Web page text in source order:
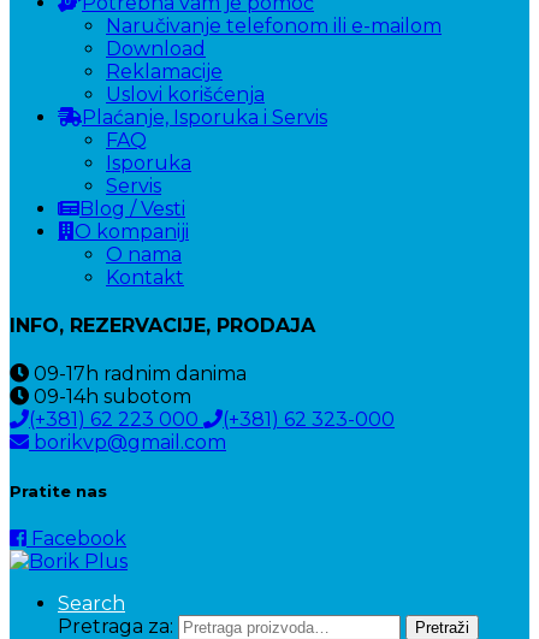
Naručivanje telefonom ili e-mailom
Download
Reklamacije
Uslovi korišćenja
Plaćanje, Isporuka i Servis
FAQ
Isporuka
Servis
Blog / Vesti
O kompaniji
O nama
Kontakt
INFO, REZERVACIJE, PRODAJA
09-17h radnim danima
09-14h subotom
(+381) 62 223 000
(+381) 62 323-000
borikvp@gmail.com
Pratite nas
Facebook
Search
Pretraga za:
Pretraži